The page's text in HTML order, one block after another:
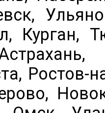
Курган,
Ростов-